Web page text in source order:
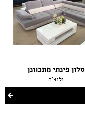
סלון פינתי מתכוונן
ולוצ'ה